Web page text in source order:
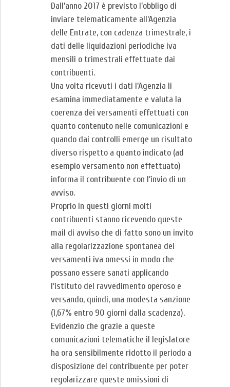
Dall’anno 2017 è previsto l’obbligo di
inviare telematicamente all’Agenzia
delle Entrate, con cadenza trimestrale, i
dati delle liquidazioni periodiche iva
mensili o trimestrali effettuate dai
contribuenti.
Una volta ricevuti i dati l’Agenzia li
esamina immediatamente e valuta la
coerenza dei versamenti effettuati con
quanto contenuto nelle comunicazioni e
quando dai controlli emerge un risultato
diverso rispetto a quanto indicato (ad
esempio versamento non effettuato)
informa il contribuente con l’invio di un
avviso.
Proprio in questi giorni molti
contribuenti stanno ricevendo queste
mail di avviso che di fatto sono un invito
alla regolarizzazione spontanea dei
versamenti iva omessi in modo che
possano essere sanati applicando
l’istituto del ravvedimento operoso e
versando, quindi, una modesta sanzione
(1,67% entro 90 giorni dalla scadenza).
Evidenzio che grazie a queste
comunicazioni telematiche il legislatore
ha ora sensibilmente ridotto il periodo a
disposizione del contribuente per poter
regolarizzare queste omissioni di